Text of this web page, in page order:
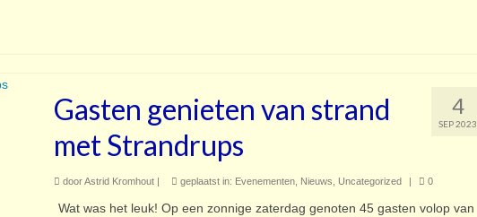
4
SEP 2023
Gasten genieten van strand
met Strandrups
doorAstrid Kromhout| geplaatst in: Evenementen, Nieuws Uncategorized 0
Wat was het leuk! Op een zonnige zaterdag genoten 45 gasten volop van